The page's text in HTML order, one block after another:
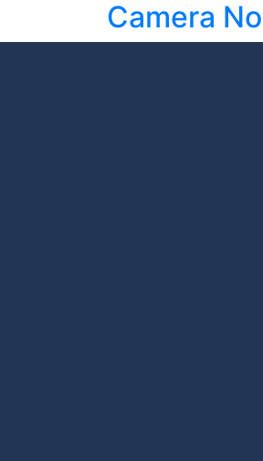
Camera